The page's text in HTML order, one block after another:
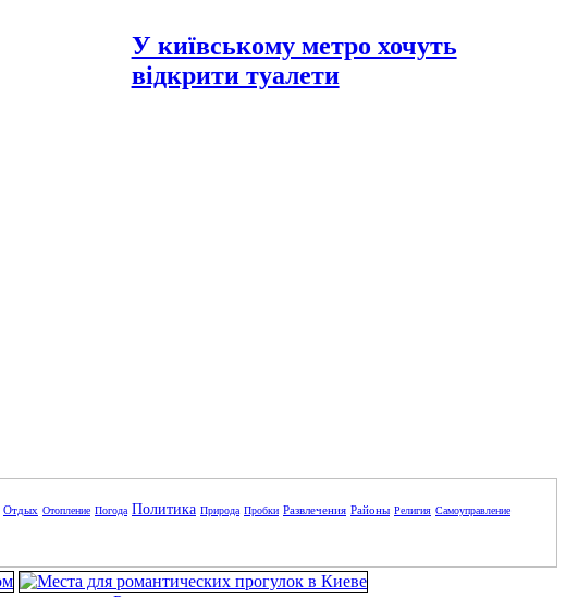
У київському метро хочуть
відкрити туалети
Отдых Отопление Погода Политика Природа Пробки Развлечения Районы Религия Самоуправление